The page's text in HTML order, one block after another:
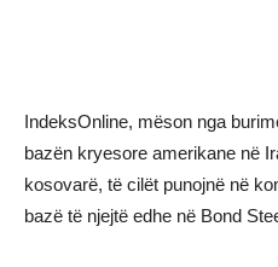
IndeksOnline, mëson nga
bazën kryesore amerikane në
kosovarë, të cilët punojnë në
bazë të njejtë edhe në Bond